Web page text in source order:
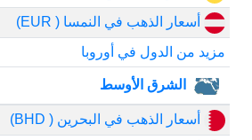
أسعار الذهب في النمسا ( EUR)
مزيد من الدول في أوروبا
الشرق الأوسط
أسعار الذهب في البحرين ( BHD)